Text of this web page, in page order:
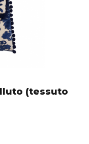
(tessuto